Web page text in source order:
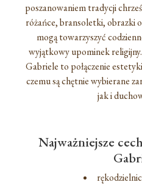
poszanowaniem tradycji
różańce, bransoletki, obrazki
mogą towarzyszyć
wyjątkowy upominek
Gabriele to połączenie
czemu są chętnie wybierane
jak i
Najważniejsze